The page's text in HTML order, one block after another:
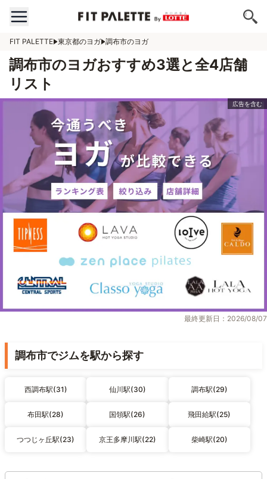
FIT PALETTE 東京都のヨガ 調布市のヨガ
調布市のヨガおすすめ3選と全4店舗
リスト
最終更新日：2026/08/07
調布市でジムを駅から探す
西調布駅(31) 仙川駅(30) 調布駅(29)
布田駅(28) 国領駅(26) 飛田給駅(25)
つつじヶ丘駅(23) 京王多摩川駅(22) 柴崎駅(20)